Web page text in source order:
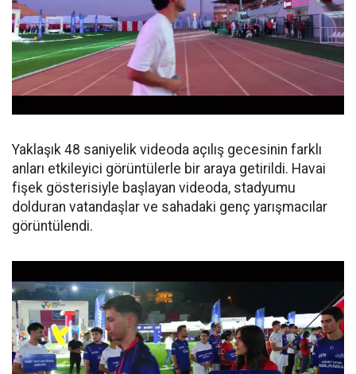
Yaklaşık 48 saniyelik videoda açılış gecesinin farklı
anları etkileyici görüntülerle bir araya getirildi. Havai
fişek gösterisiyle başlayan videoda, stadyumu
dolduran vatandaşlar ve sahadaki genç yarışmacılar
görüntülendi.